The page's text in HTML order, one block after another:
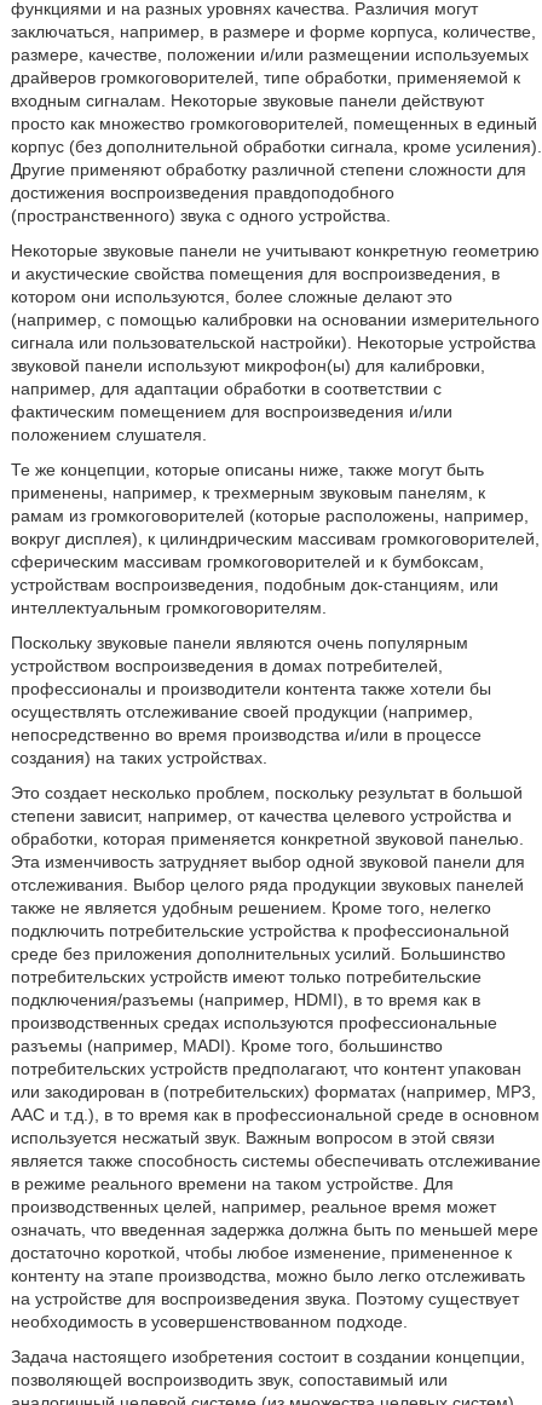
функциями и на разных уровнях качества. Различия могут
заключаться, например, в размере и форме корпуса, количестве,
размере, качестве, положении и/или размещении используемых
драйверов громкоговорителей, типе обработки, применяемой к
входным сигналам. Некоторые звуковые панели действуют
просто как множество громкоговорителей, помещенных в единый
корпус (без дополнительной обработки сигнала, кроме усиления).
Другие применяют обработку различной степени сложности для
достижения воспроизведения правдоподобного
(пространственного) звука с одного устройства.
Некоторые звуковые панели не учитывают конкретную геометрию
и акустические свойства помещения для воспроизведения, в
котором они используются, более сложные делают это
(например, с помощью калибровки на основании измерительного
сигнала или пользовательской настройки). Некоторые устройства
звуковой панели используют микрофон(ы) для калибровки,
например, для адаптации обработки в соответствии с
фактическим помещением для воспроизведения и/или
положением слушателя.
Те же концепции, которые описаны ниже, также могут быть
применены, например, к трехмерным звуковым панелям, к
рамам из громкоговорителей (которые расположены, например,
вокруг дисплея), к цилиндрическим массивам громкоговорителей,
сферическим массивам громкоговорителей и к бумбоксам,
устройствам воспроизведения, подобным док-станциям, или
интеллектуальным громкоговорителям.
Поскольку звуковые панели являются очень популярным
устройством воспроизведения в домах потребителей,
профессионалы и производители контента также хотели бы
осуществлять отслеживание своей продукции (например,
непосредственно во время производства и/или в процессе
создания) на таких устройствах.
Это создает несколько проблем, поскольку результат в большой
степени зависит, например, от качества целевого устройства и
обработки, которая применяется конкретной звуковой панелью.
Эта изменчивость затрудняет выбор одной звуковой панели для
отслеживания. Выбор целого ряда продукции звуковых панелей
также не является удобным решением. Кроме того, нелегко
подключить потребительские устройства к профессиональной
среде без приложения дополнительных усилий. Большинство
потребительских устройств имеют только потребительские
подключения/разъемы (например, HDMI), в то время как в
производственных средах используются профессиональные
разъемы (например, MADI). Кроме того, большинство
потребительских устройств предполагают, что контент упакован
или закодирован в (потребительских) форматах (например, MP3,
AAC и т.д.), в то время как в профессиональной среде в основном
используется несжатый звук. Важным вопросом в этой связи
является также способность системы обеспечивать отслеживание
в режиме реального времени на таком устройстве. Для
производственных целей, например, реальное время может
означать, что введенная задержка должна быть по меньшей мере
достаточно короткой, чтобы любое изменение, примененное к
контенту на этапе производства, можно было легко отслеживать
на устройстве для воспроизведения звука. Поэтому существует
необходимость в усовершенствованном подходе.
Задача настоящего изобретения состоит в создании концепции,
позволяющей воспроизводить звук, сопоставимый или